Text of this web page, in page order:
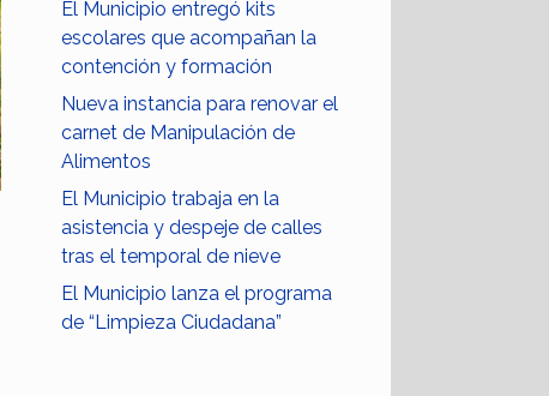
El Municipio entregó kits
escolares que acompañan la
contención y formación
Nueva instancia para renovar el
carnet de Manipulación de
Alimentos
El Municipio trabaja en la
asistencia y despeje de calles
tras el temporal de nieve
El Municipio lanza el programa
de “Limpieza Ciudadana”